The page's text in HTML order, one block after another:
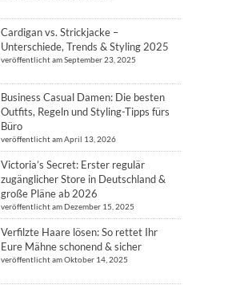
Cardigan vs. Strickjacke –
Unterschiede, Trends & Styling 2025
veröffentlicht am September 23, 2025
Business Casual Damen: Die besten
Outfits, Regeln und Styling-Tipps fürs
Büro
veröffentlicht am April 13, 2026
Victoria’s Secret: Erster regulär
zugänglicher Store in Deutschland &
große Pläne ab 2026
veröffentlicht am Dezember 15, 2025
Verfilzte Haare lösen: So rettet Ihr
Eure Mähne schonend & sicher
veröffentlicht am Oktober 14, 2025